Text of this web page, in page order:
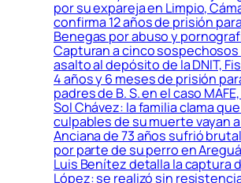
por su expareja en Limpio,
confirma 12 años de prisión
Benegas por abuso y
Capturan a cinco
asalto al depósito de la DNIT,
4 años y 6 meses de prisión
padres de B. S. en el caso
Sol Chávez: la familia clama
culpables de su muerte vayan
Anciana de 73 años sufrió
por parte de su perro en
Luis Benítez detalla la captura
López: se realizó sin